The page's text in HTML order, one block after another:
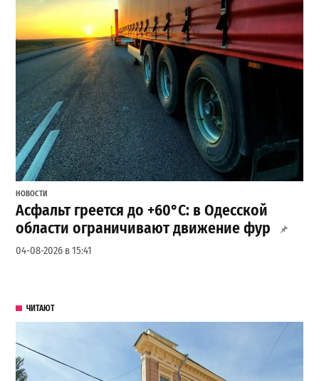
НОВОСТИ
Асфальт греется до +60°C: в Одесской
области ограничивают движение фур
04-08-2026 в 15:41
ЧИТАЮТ